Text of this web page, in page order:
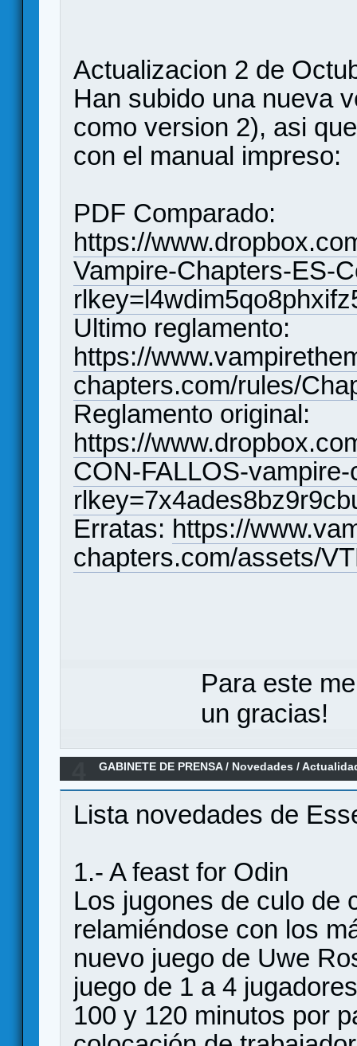
Actualizacion 2 de
Han subido una nueva
como version 2), asi
con el manual impreso:
PDF Comparado:
https://
Vampire-Chapters-ES-
Ultimo reglamento:
https://
chapters.com/rules/
Reglamento original:
https://
CON-FALLOS-
Erratas: https://
chapters.com/assets/
Para este
un gracias!
GABINETE DE PRENSA/ Novedades /
Lista novedades de
1.- A feast for Odin
Los jugones de culo de
relamiéndose con los
nuevo juego de Uwe
juego de 1 a 4
100 y 120 minutos por